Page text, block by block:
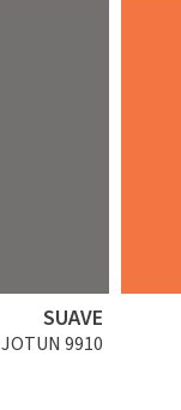
SUAVE
JOTUN 9910